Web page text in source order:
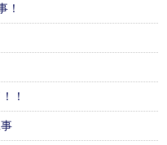
！
！